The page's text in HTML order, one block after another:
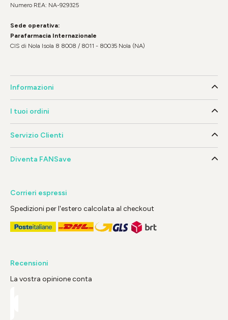
Numero REA: NA-929325
Sede operativa:
Parafarmacia Internazionale
CIS di Nola Isola 8 8008 / 8011 - 80035 Nola (NA)
Informazioni
I tuoi ordini
Servizio Clienti
Diventa FANSave
Corrieri espressi
Spedizioni per l'estero calcolata al checkout
Recensioni
La vostra opinione conta